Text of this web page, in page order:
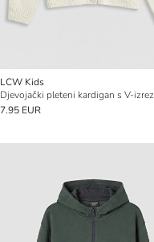
LCW Kids
Djevojački pleteni kardigan s V-
7.95 EUR